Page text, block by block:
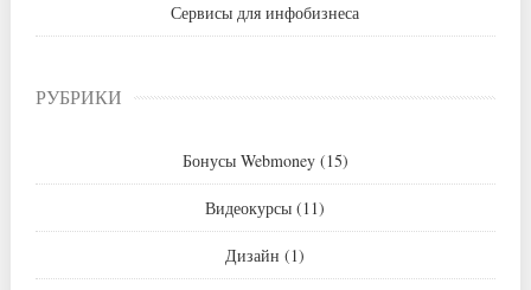
Сервисы для инфобизнеса
РУБРИКИ
Бонусы Webmoney(15)
Видеокурсы (11)
Дизайн (1)